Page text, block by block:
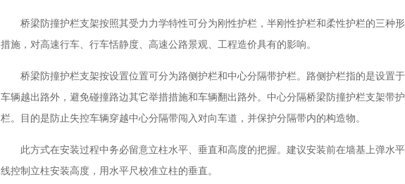
桥梁防撞护栏支架按照其受力力学特性可分为刚性护栏，半刚性护栏和柔性护栏的三种
措施，对高速行车、行车恬静度、高速公路景观、工程造价具有的影响。
桥梁防撞护栏支架按设置位置可分为路侧护栏和中心分隔带护栏。路侧护栏指的是设置
车辆越出路外，避免碰撞路边其它举措措施和车辆翻出路外。中心分隔桥梁防撞护栏支架带
栏。目的是防止失控车辆穿越中心分隔带闯入对向车道，并保护分隔带内的构造物。
此方式在安装过程中务必留意立柱水平、垂直和高度的把握。建议安装前在墙基上弹水
线控制立柱安装高度，用水平尺校准立柱的垂直。